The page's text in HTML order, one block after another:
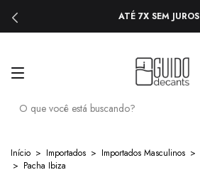
ATÉ 7X SEM JUROS
Início > Importados > Importados Masculinos >
> Pacha Ibiza